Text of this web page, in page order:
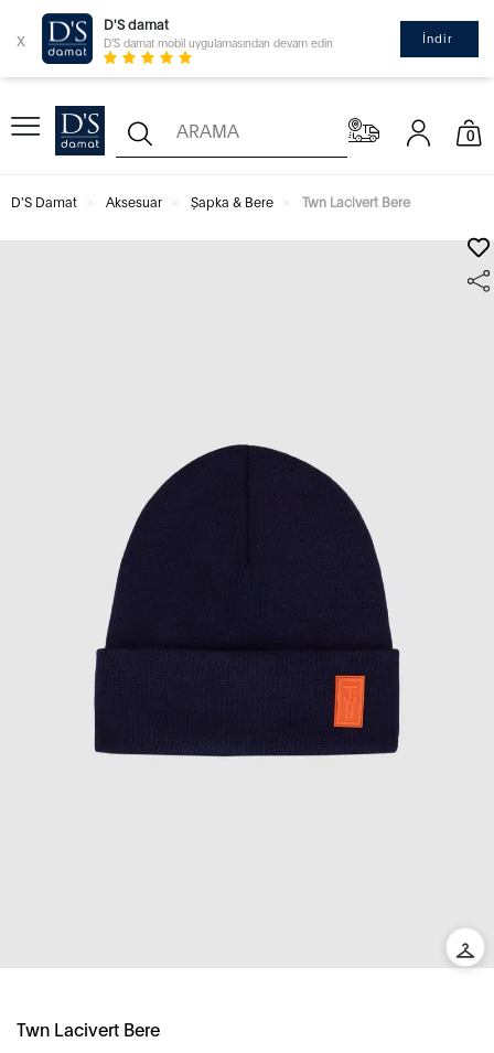
x
D'S damat
D'S damat mobil uygulamasından devam edin İndir
0
D'S Damat Aksesuar Şapka & Bere Twn Lacivert Bere
Twn Lacivert Bere